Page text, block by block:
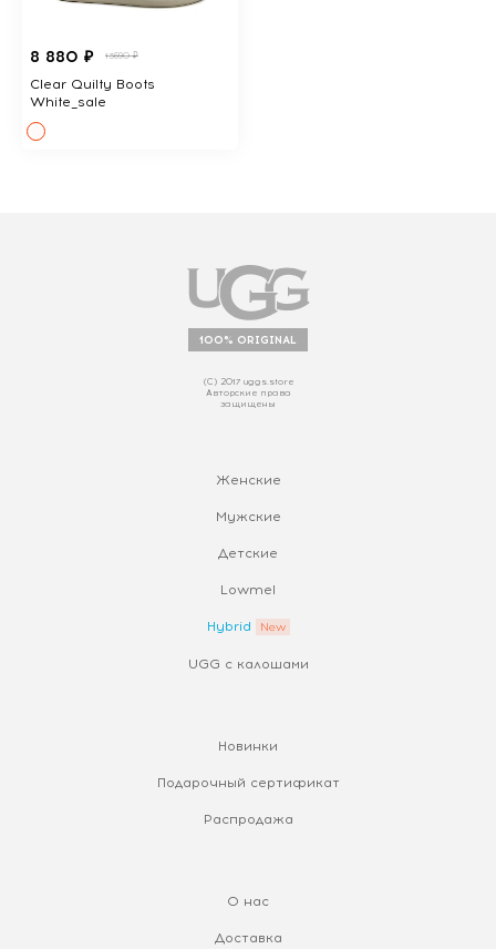
8 880 ₽ 13690 ₽
Clear Quilty Boots
White_sale
100% ORIGINAL
(С) 2017 uggs.store
Авторские права
защищены
Женские
Мужские
Детские
Lowmel
Hybrid
UGG с калошами
Новинки
Подарочный сертификат
Распродажа
О нас
Доставка